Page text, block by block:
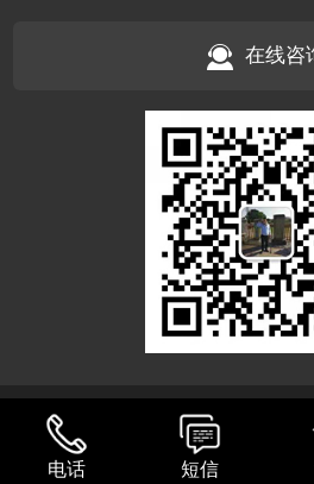
在线咨
Copyright © 江西水芭蕾景观工程有
18004201号 技术支持：
巨创高
电话 短信